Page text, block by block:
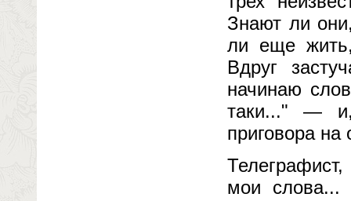
Знают ли
ли еще
Вдруг
начинаю
таки..." — и,
приговора на
мои слова...